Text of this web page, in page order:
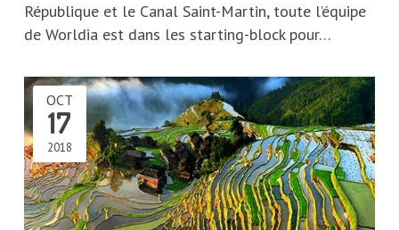
République et le Canal Saint-Martin, toute l’équipe
de Worldia est dans les starting-block pour…
OCT
17
2018